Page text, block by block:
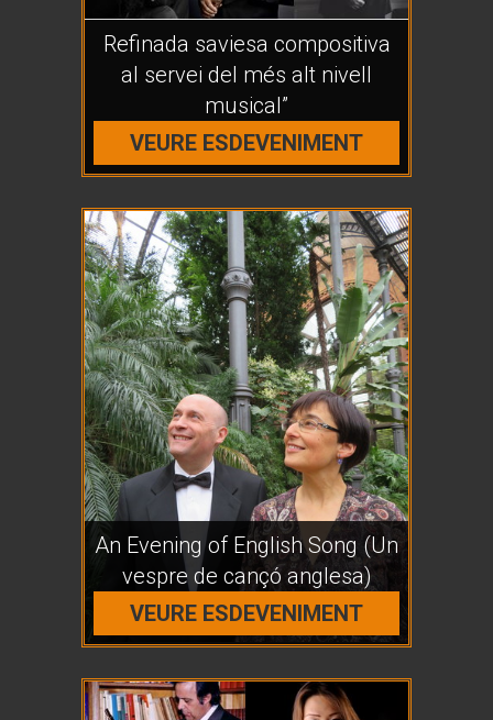
Refinada saviesa compositiva
al servei del més alt nivell
musical”
VEURE ESDEVENIMENT
An Evening of English Song (Un
vespre de cançó anglesa)
VEURE ESDEVENIMENT